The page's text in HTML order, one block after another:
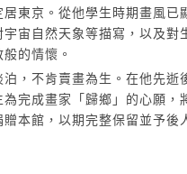
居東京。從他學生時期畫風已
宙自然天象等描寫，以及對
的情懷。
泊，不肯賣畫為生。在他先逝
為完成畫家「歸鄉」的心願，
本館，以期完整保留並予後